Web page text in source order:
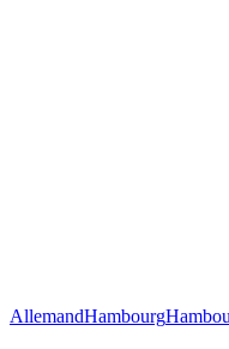
AllemandHambourg